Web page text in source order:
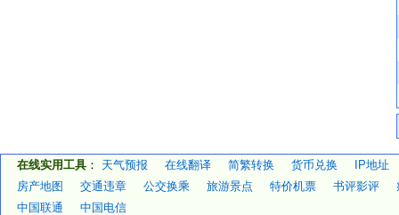
在线实用工具 ： 天气预报 在线翻译 简繁转换 货币兑换
IP地址
房产地图
交通违章 公交换乘 旅游景点 特价机票 书评影评
中国联通
中国电信